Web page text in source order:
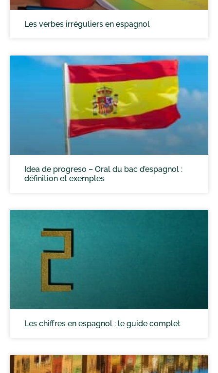
Les verbes irréguliers en espagnol
Idea de progreso – Oral du bac d’espagnol :
définition et exemples
Les chiffres en espagnol : le guide complet